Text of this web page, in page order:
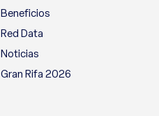
Beneficios
Red Data
Noticias
Gran Rifa 2026